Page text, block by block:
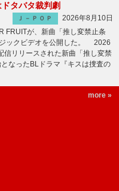
タバタ裁判劇
Ｊ－ＰＯＰ
2026年8月10日
FRUITが、新曲「推し変禁止条
ックビデオを公開した。 2026
信リリースされた新曲「推し変禁
なったBLドラマ『キスは捜査の
more »